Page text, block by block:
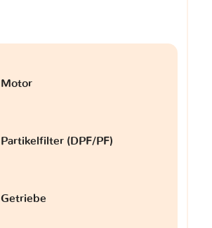
Motor
Partikelfilter (DPF/PF)
Getriebe